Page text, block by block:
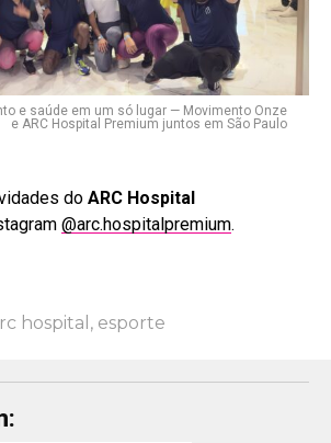
e saúde em um só lugar — Movimento Onze
e ARC Hospital Premium juntos em São Paulo
do ARC Hospital
@arc.hospitalpremium.
hospital , esporte